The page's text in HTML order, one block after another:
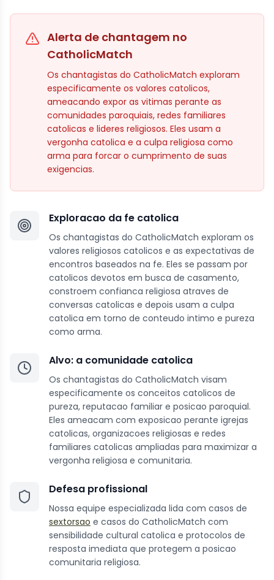
Alerta de chantagem no
CatholicMatch
Os chantagistas do CatholicMatch exploram
especificamente os valores catolicos,
ameacando expor as vitimas perante as
comunidades paroquiais, redes familiares
catolicas e lideres religiosos. Eles usam a
vergonha catolica e a culpa religiosa como
arma para forcar o cumprimento de suas
exigencias.
Exploracao da fe catolica
Os chantagistas do CatholicMatch exploram os
valores religiosos catolicos e as expectativas de
encontros baseados na fe. Eles se passam por
catolicos devotos em busca de casamento,
constroem confianca religiosa atraves de
conversas catolicas e depois usam a culpa
catolica em torno de conteudo intimo e pureza
como arma.
Alvo: a comunidade catolica
Os chantagistas do CatholicMatch visam
especificamente os conceitos catolicos de
pureza, reputacao familiar e posicao paroquial.
Eles ameacam com exposicao perante igrejas
catolicas, organizacoes religiosas e redes
familiares catolicas ampliadas para maximizar a
vergonha religiosa e comunitaria.
Defesa profissional
Nossa equipe especializada lida com casos de
sextorsao e casos do CatholicMatch com
sensibilidade cultural catolica e protocolos de
resposta imediata que protegem a posicao
comunitaria religiosa.